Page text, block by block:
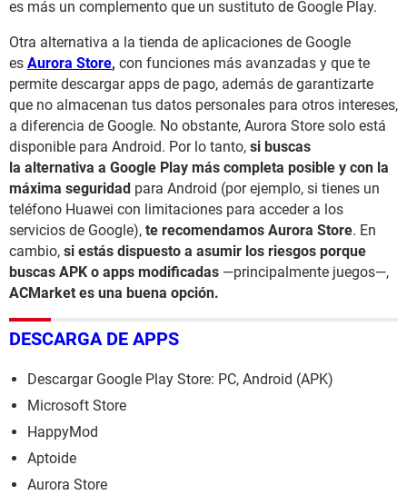
es más un complemento que un sustituto de Google Play.
Otra alternativa a la tienda de aplicaciones de Google
es Aurora Store, con funciones más avanzadas y que te
permite descargar apps de pago, además de garantizarte
que no almacenan tus datos personales para otros intereses,
a diferencia de Google. No obstante, Aurora Store solo está
disponible para Android. Por lo tanto, si buscas
la alternativa a Google Play más completa posible y con la
máxima seguridad para Android (por ejemplo, si tienes un
teléfono Huawei con limitaciones para acceder a los
servicios de Google), te recomendamos Aurora Store. En
cambio, si estás dispuesto a asumir los riesgos porque
buscas APK o apps modificadas —principalmente juegos—,
ACMarket es una buena opción.
DESCARGA DE APPS
Descargar Google Play Store: PC, Android (APK)
Microsoft Store
HappyMod
Aptoide
Aurora Store